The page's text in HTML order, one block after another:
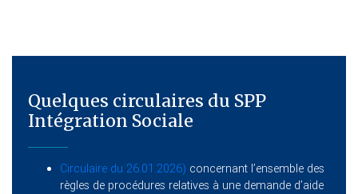
Quelques circulaires du SPP
Intégration Sociale
Circulaire du 26.01.2026) concernant l’ensemble des
règles de procédures relatives à une demande d’aide